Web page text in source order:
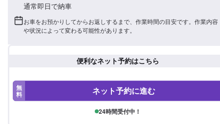
通常即日で納車
お車をお預かりしてからお返しするまで、作業時間の目安です。作業内容
や状況によって変わる可能性があります。
便利なネット予約はこちら
無
料 ネット予約に進む
24時間受付中！